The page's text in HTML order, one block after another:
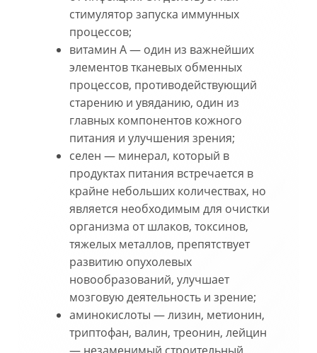
стимулятор запуска иммунных
процессов;
витамин A — один из важнейших
элементов тканевых обменных
процессов, противодействующий
старению и увяданию, один из
главных компонентов кожного
питания и улучшения зрения;
селен — минерал, который в
продуктах питания встречается в
крайне небольших количествах, но
является необходимым для очистки
организма от шлаков, токсинов,
тяжелых металлов, препятствует
развитию опухолевых
новообразований, улучшает
мозговую деятельность и зрение;
аминокислоты — лизин, метионин,
триптофан, валин, треонин, лейцин
— незаменимый строительный